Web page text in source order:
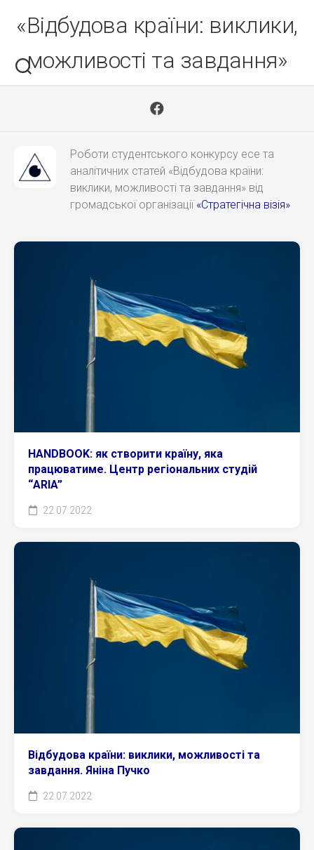
«Відбудова країни: виклики,
можливості та завдання»
Роботи студентського конкурсу есе та
аналітичних статей «Відбудова країни:
виклики, можливості та завдання» від
громадської організації «Стратегічна візія»
HANDBOOK: як створити країну, яка
працюватиме. Центр регіональних студій
“ARIA”
22.07.2022
Відбудова країни: виклики, можливості та
завдання. Яніна Пучко
22.07.2022